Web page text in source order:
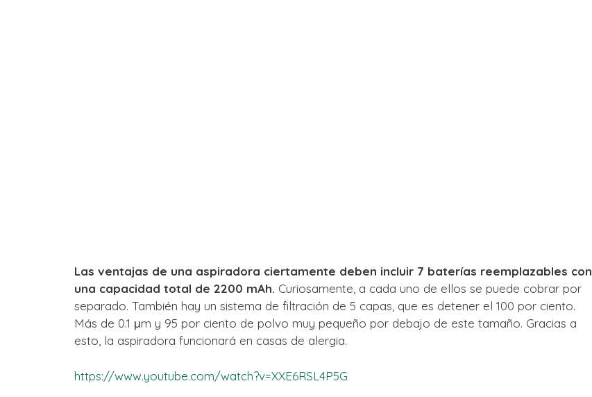
Las ventajas de una aspiradora ciertamente deben incluir 7 baterías reemplazables con
una capacidad total de 2200 mAh. Curiosamente, a cada uno de ellos se puede cobrar por
separado. También hay un sistema de filtración de 5 capas, que es detener el 100 por ciento.
Más de 0.1 μm y 95 por ciento de polvo muy pequeño por debajo de este tamaño. Gracias a
esto, la aspiradora funcionará en casas de alergia.
https://www.youtube.com/watch?v=XXE6RSL4P5G